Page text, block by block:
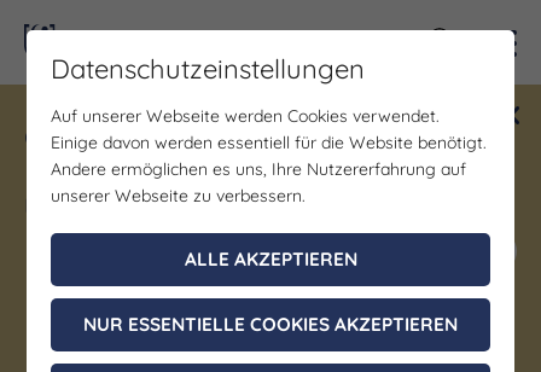
Gewinne ein Blind Date mit Saale-
Unstrut! Teilnahme vom 1.7. - 18.12.
möglich.
Jetzt mitmachen
Erfahrungsbericht von
Datenschutzeinstellungen
Auf unserer Webseite werden Cookies verwendet.
Einige davon werden essentiell für die Website benötigt.
Andere ermöglichen es uns, Ihre Nutzererfahrung auf
unserer Webseite zu verbessern.
ALLE AKZEPTIEREN
NUR ESSENTIELLE COOKIES AKZEPTIEREN